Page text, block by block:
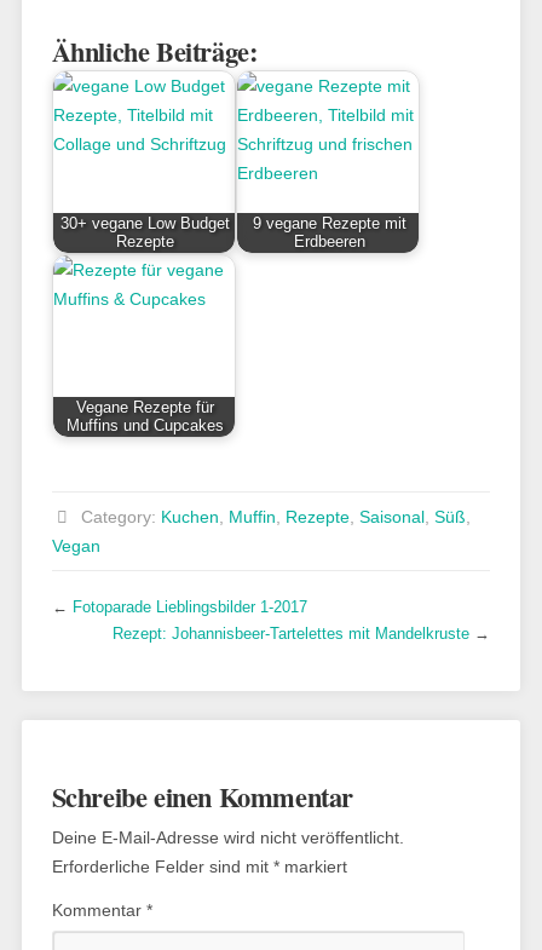
Ähnliche Beiträge:
30+ vegane Low Budget
Rezepte
9 vegane Rezepte mit
Erdbeeren
Vegane Rezepte für
Muffins und Cupcakes
Category: Kuchen Muffin Rezepte, Saisonal, Süß
Vegan
← Fotoparade Lieblingsbilder 1-2017
Rezept: Johannisbeer-Tartelettes mit Mandelkruste →
Schreibe einen Kommentar
Deine E-Mail-Adresse wird nicht veröffentlicht.
Erforderliche Felder sind mit *markiert
Kommentar *